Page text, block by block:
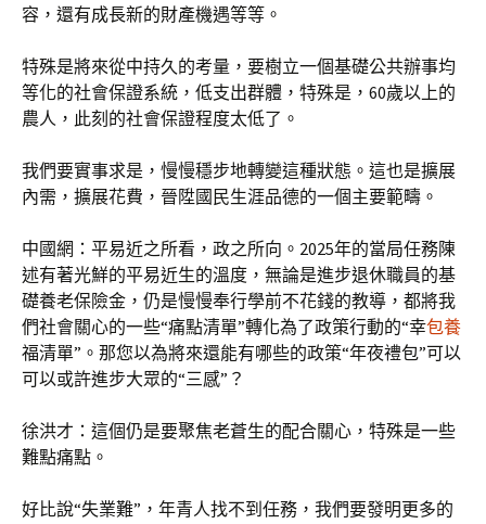
容，還有成長新的財產機遇等等。
特殊是將來從中持久的考量，要樹立一個基礎公共辦事均
等化的社會保證系統，低支出群體，特殊是，60歲以上的
農人，此刻的社會保證程度太低了。
我們要實事求是，慢慢穩步地轉變這種狀態。這也是擴展
內需，擴展花費，晉陞國民生涯品德的一個主要範疇。
中國網：平易近之所看，政之所向。2025年的當局任務陳
述有著光鮮的平易近生的溫度，無論是進步退休職員的基
礎養老保險金，仍是慢慢奉行學前不花錢的教導，都將我
們社會關心的一些“痛點清單”轉化為了政策行動的“幸包養
福清單”。那您以為將來還能有哪些的政策“年夜禮包”可以
可以或許進步大眾的“三感”？
徐洪才：這個仍是要聚焦老蒼生的配合關心，特殊是一些
難點痛點。
好比說“失業難”，年青人找不到任務，我們要發明更多的